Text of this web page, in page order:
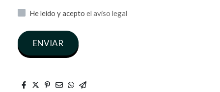
He leído y acepto el aviso legal
ENVIAR